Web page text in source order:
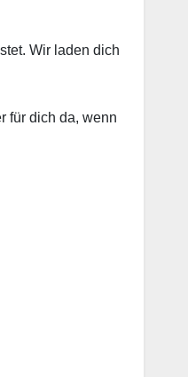
Wir laden dich
für dich da, wenn